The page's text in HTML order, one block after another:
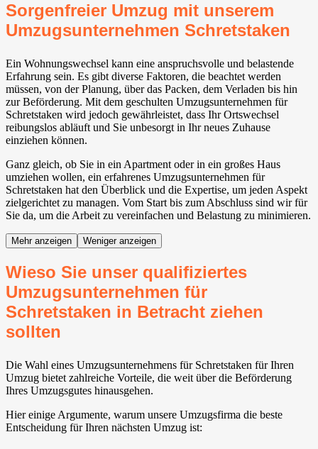
Sorgenfreier Umzug mit unserem
Umzugsunternehmen Schretstaken
Ein Wohnungswechsel kann eine anspruchsvolle und belastende
Erfahrung sein. Es gibt diverse Faktoren, die beachtet werden
müssen, von der Planung, über das Packen, dem Verladen bis hin
zur Beförderung. Mit dem geschulten Umzugsunternehmen für
Schretstaken wird jedoch gewährleistet, dass Ihr Ortswechsel
reibungslos abläuft und Sie unbesorgt in Ihr neues Zuhause
einziehen können.
Ganz gleich, ob Sie in ein Apartment oder in ein großes Haus
umziehen wollen, ein erfahrenes Umzugsunternehmen für
Schretstaken hat den Überblick und die Expertise, um jeden Aspekt
zielgerichtet zu managen. Vom Start bis zum Abschluss sind wir für
Sie da, um die Arbeit zu vereinfachen und Belastung zu minimieren.
Mehr anzeigen Weniger anzeigen
Wieso Sie unser qualifiziertes
Umzugsunternehmen für
Schretstaken in Betracht ziehen
sollten
Die Wahl eines Umzugsunternehmens für Schretstaken für Ihren
Umzug bietet zahlreiche Vorteile, die weit über die Beförderung
Ihres Umzugsgutes hinausgehen.
Hier einige Argumente, warum unsere Umzugsfirma die beste
Entscheidung für Ihren nächsten Umzug ist: